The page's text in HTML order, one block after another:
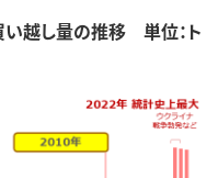
い越し量の推移 単位：ト